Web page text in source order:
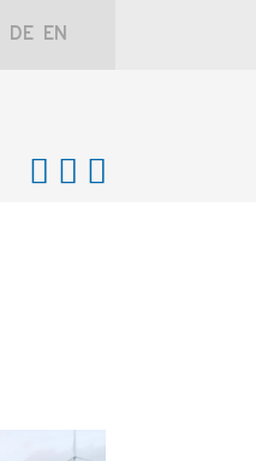
DE EN